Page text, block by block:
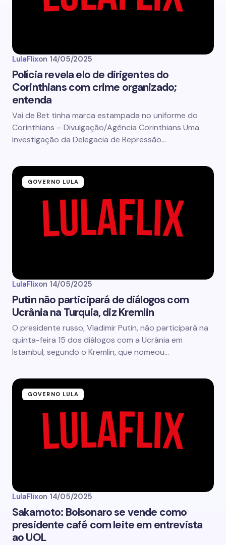
LulaFlixon 14/05/2025
Polícia revela elo de dirigentes do
Corinthians com crime organizado;
entenda
Vai de Bet tinha marca estampada no uniforme do
Corinthians – Divulgação/Agência Corinthians Uma
investigação da Delegacia de Repressão…
GOVERNO LULA
LulaFlixon 14/05/2025
Putin não participará de diálogos com
Ucrânia na Turquia, diz Kremlin
O presidente russo, Vladimir Putin, não participará na
quinta-feira 15 dos diálogos com a Ucrânia em
Istambul, segundo o Kremlin, que nomeou…
GOVERNO LULA
LulaFlixon 14/05/2025
Sakamoto: Bolsonaro se vende como
presidente café com leite em entrevista
ao UOL